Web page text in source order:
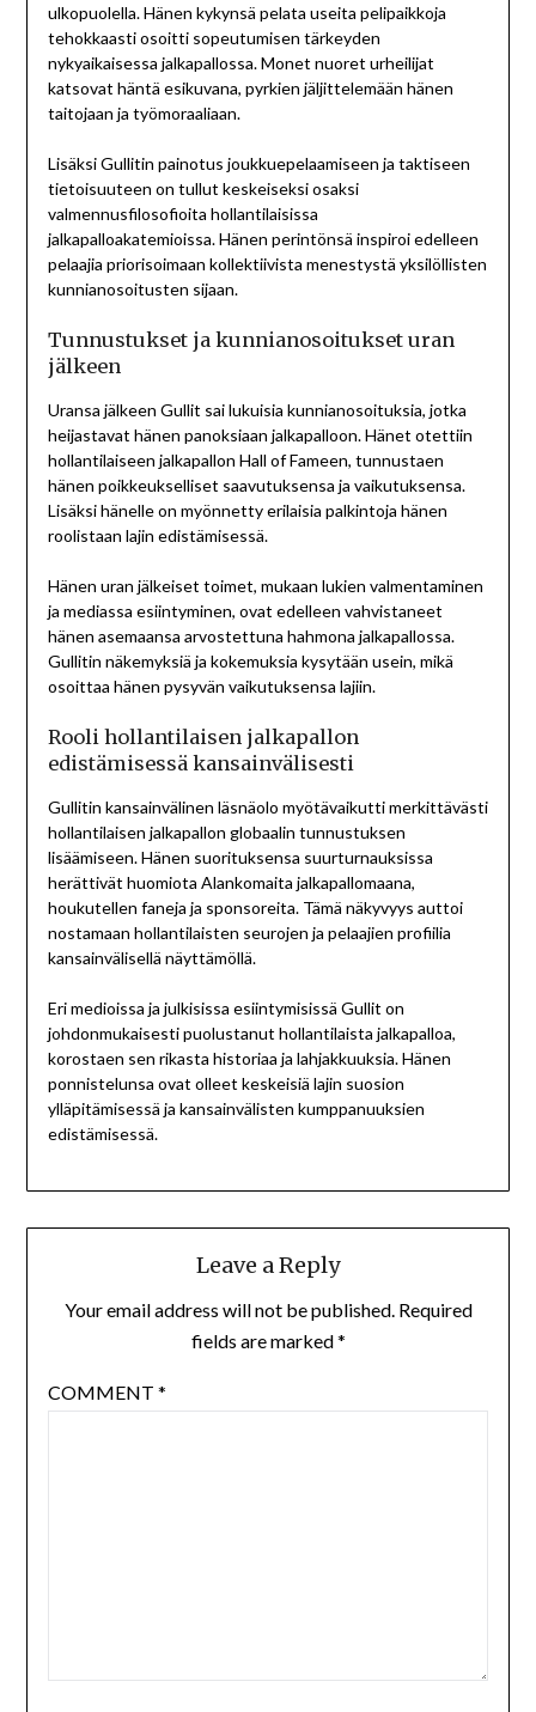
ulkopuolella. Hänen kykynsä pelata useita pelipaikkoja
tehokkaasti osoitti sopeutumisen tärkeyden
nykyaikaisessa jalkapallossa. Monet nuoret urheilijat
katsovat häntä esikuvana, pyrkien jäljittelemään hänen
taitojaan ja työmoraaliaan.
Lisäksi Gullitin painotus joukkuepelaamiseen ja taktiseen
tietoisuuteen on tullut keskeiseksi osaksi
valmennusfilosofioita hollantilaisissa
jalkapalloakatemioissa. Hänen perintönsä inspiroi edelleen
pelaajia priorisoimaan kollektiivista menestystä yksilöllisten
kunnianosoitusten sijaan.
Tunnustukset ja kunnianosoitukset uran
jälkeen
Uransa jälkeen Gullit sai lukuisia kunnianosoituksia, jotka
heijastavat hänen panoksiaan jalkapalloon. Hänet otettiin
hollantilaiseen jalkapallon Hall of Fameen, tunnustaen
hänen poikkeukselliset saavutuksensa ja vaikutuksensa.
Lisäksi hänelle on myönnetty erilaisia palkintoja hänen
roolistaan lajin edistämisessä.
Hänen uran jälkeiset toimet, mukaan lukien valmentaminen
ja mediassa esiintyminen, ovat edelleen vahvistaneet
hänen asemaansa arvostettuna hahmona jalkapallossa.
Gullitin näkemyksiä ja kokemuksia kysytään usein, mikä
osoittaa hänen pysyvän vaikutuksensa lajiin.
Rooli hollantilaisen jalkapallon
edistämisessä kansainvälisesti
Gullitin kansainvälinen läsnäolo myötävaikutti merkittävästi
hollantilaisen jalkapallon globaalin tunnustuksen
lisäämiseen. Hänen suorituksensa suurturnauksissa
herättivät huomiota Alankomaita jalkapallomaana,
houkutellen faneja ja sponsoreita. Tämä näkyvyys auttoi
nostamaan hollantilaisten seurojen ja pelaajien profiilia
kansainvälisellä näyttämöllä.
Eri medioissa ja julkisissa esiintymisissä Gullit on
johdonmukaisesti puolustanut hollantilaista jalkapalloa,
korostaen sen rikasta historiaa ja lahjakkuuksia. Hänen
ponnistelunsa ovat olleet keskeisiä lajin suosion
ylläpitämisessä ja kansainvälisten kumppanuuksien
edistämisessä.
Leave a Reply
Your email address will not be published. Required
fields are marked*
COMMENT *